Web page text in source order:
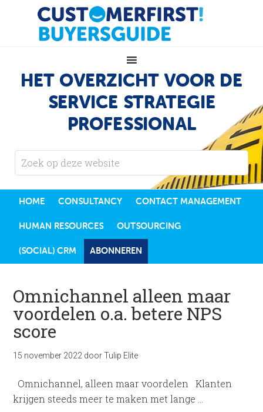
HET OVERZICHT VOOR DE
SERVICE STRATEGIE
PROFESSIONAL
HOME CONSULTANCY CONTACT MANAGEMENT
HUMAN RESOURCES OUTSOURCING
(SOCIAL) CRM ABONNEREN
Omnichannel alleen maar
voordelen o.a. betere NPS
score
15 november 2022 doorTulip Elite
Omnichannel, alleen maar voordelen Klanten
krijgen steeds meer te maken met lange …